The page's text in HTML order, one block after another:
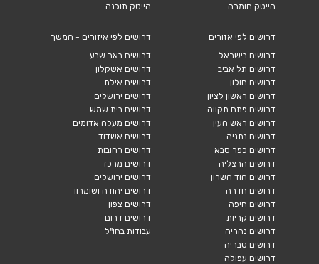
הייטק חומרה
הייטק תוכנה
דרושים לפי אזורים
דרושים בישראל
דרושים תל אביב
דרושים חולון
דרושים ראשון לציון
דרושים פתח תקווה
דרושים ראש העין
דרושים נתניה
דרושים כפר סבא
דרושים הרצליה
דרושים הוד השרון
דרושים חדרה
דרושים חיפה
דרושים קריות
דרושים נהריה
דרושים טבריה
דרושים עפולה
דרושים לפי איזורים - המשך
דרושים באר שבע
דרושים אשקלון
דרושים אילת
דרושים ירושלים
דרושים בית שמש
דרושים מעלה אדומים
דרושים אשדוד
דרושים רחובות
דרושים מרכז
דרושים ירושלים
דרושים יהודה ושומרון
דרושים צפון
דרושים דרום
עבודות בחו"ל